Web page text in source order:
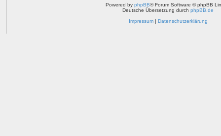
Powered by phpBB® Forum Software © phpBB
Deutsche Übersetzung durch phpBB.de
Impressum| Datenschutzerklärung